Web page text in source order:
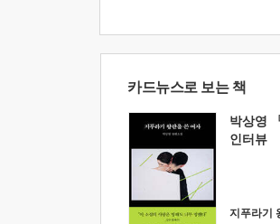
카드뉴스로 보는 책
박상영
인터뷰
지푸라기